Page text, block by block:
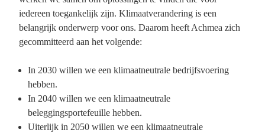
iedereen toegankelijk zijn. Klimaatverandering is een
belangrijk onderwerp voor ons. Daarom heeft Achmea zich
gecommitteerd aan het volgende:
In 2030 willen we een klimaatneutrale bedrijfsvoering
hebben.
In 2040 willen we een klimaatneutrale
beleggingsportefeuille hebben.
Uiterlijk in 2050 willen we een klimaatneutrale